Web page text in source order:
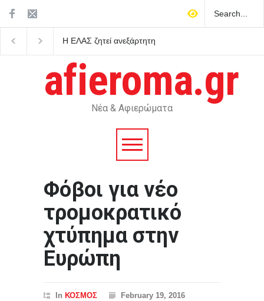
Η ΕΛΑΣ ζητεί ανεξάρτητη
έργα του προγράμματος
AntiNero στη Δυτική Αττική
afieroma.gr
Νέα & Αφιερώματα
Φόβοι για νέο
τρομοκρατικό
χτύπημα στην
Ευρώπη
In ΚΟΣΜΟΣ
February 19, 2016